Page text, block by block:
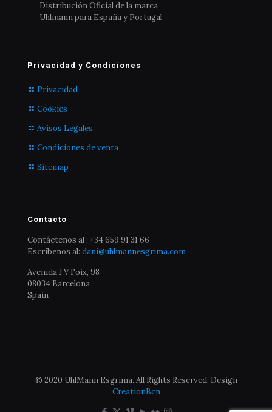
Distribución Oficial de la marca
Uhlmann para España y Portugal
Privacidad y Condiciones
Privacidad
Cookies
Avisos Legales
Condiciones de venta
Sitemap
Contacto
Contáctenos al : +34 659 91 31 66
Escríbenos al: dani@uhlmannesgrima.com
Avenida J V Foix, 98
08034 Barcelona
Spain
© 2020 UhlMann Esgrima. All Rights Reserved. Design
CreationBcn